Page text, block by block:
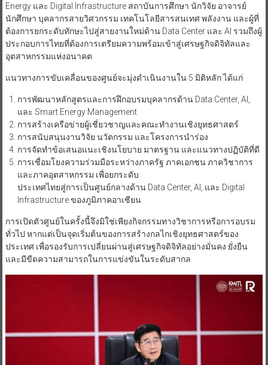
Energy และ Digital Infrastructure สถาบันการศึกษา นักวิจัย อาจารย์
นักศึกษา บุคลากรสายวิศวกรรม เทคโนโลยีสารสนเทศ พลังงาน และผู้ที่
ต้องการยกระดับทักษะไปสู่สายงานใหม่ด้าน Data Center และ AI รวมถึงผู้
ประกอบการไทยที่ต้องการเตรียมความพร้อมเข้าสู่เศรษฐกิจดิจิทัลและ
อุตสาหกรรมแห่งอนาคต
แนวทางการขับเคลื่อนของศูนย์จะมุ่งดำเนินงานใน 5 มิติหลัก ได้แก่
การพัฒนาหลักสูตรและการฝึกอบรมบุคลากรด้าน Data Center, AI,
และ Smart Energy Management
การสร้างเครือข่ายผู้เชี่ยวชาญและคณะทำงานเชิงยุทธศาสตร์
การสนับสนุนงานวิจัย นวัตกรรม และโครงการนำร่อง
การจัดทำข้อเสนอแนะเชิงนโยบาย มาตรฐาน และแนวทางปฏิบัติที่ดี
การเชื่อมโยงความร่วมมือระหว่างภาครัฐ ภาคเอกชน ภาควิชาการ
และภาคอุตสาหกรรม เพื่อยกระดับ
ประเทศไทยสู่การเป็นศูนย์กลางด้าน Data Center, AI, และ Digital
Infrastructure ของภูมิภาคอาเซียน
การเปิดตัวศูนย์ในครั้งนี้จึงมิใช่เพียงกิจกรรมทางวิชาการหรือการอบรม
ทั่วไป หากแต่เป็นจุดเริ่มต้นของการสร้างกลไกเชิงยุทธศาสตร์ของ
ประเทศ เพื่อรองรับการเปลี่ยนผ่านสู่เศรษฐกิจดิจิทัลอย่างมั่นคง ยั่งยืน
และมีขีดความสามารถในการแข่งขันในระดับสากล